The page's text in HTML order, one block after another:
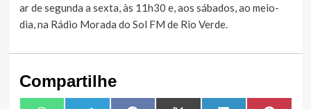
ar de segunda a sexta, às 11h30 e, aos sábados, ao meio-
dia, na Rádio Morada do Sol FM de Rio Verde.
Compartilhe